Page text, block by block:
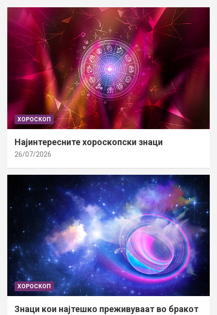
ХОРОСКОП
Најинтересните хороскопски знаци
26/07/2026
ХОРОСКОП
Знаци кои најтешко преживуваат во бракот